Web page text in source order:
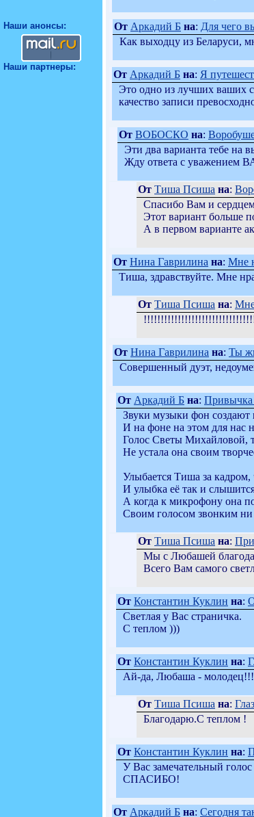
Наши анонсы:
Наши партнеры:
От Аркадий Б на: Для чего
Как выходцу из Беларуси,
От Аркадий Б на: Я
Это одно из лучших ваших
качество записи
От ВОБОСКО на:
Эти два варианта тебе на
Жду ответа с уважением
От Тиша Псиша на:
Спасибо Вам и
Этот вариант больше
А в первом варианте
От Нина Гаврилина на: Мне
Тиша, здравствуйте. Мне
От Тиша Псиша на: Мне
От Нина Гаврилина на: Ты
Совершенный дуэт,
От Аркадий Б на: Привычка
Звуки музыки фон создают
И на фоне на этом для нас
Голос Светы Михайловой,
Не устала она своим
Улыбается Тиша за
И улыбка её так и
А когда к микрофону она
Своим голосом звонким ни
От Тиша Псиша на:
Мы с Любашей
Всего Вам самого
От Константин Куклин на:
Светлая у Вас страничка.
С теплом )))
От Константин Куклин на:
Ай-да, Любаша - молодец!!!
От Тиша Псиша на:
Благодарю.С теплом !
От Константин Куклин на:
У Вас замечательный
СПАСИБО!
От Аркадий Б на: Сегодня